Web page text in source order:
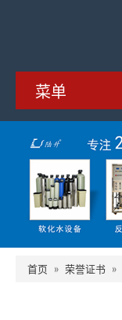
菜单
首页 » 荣誉证书 »